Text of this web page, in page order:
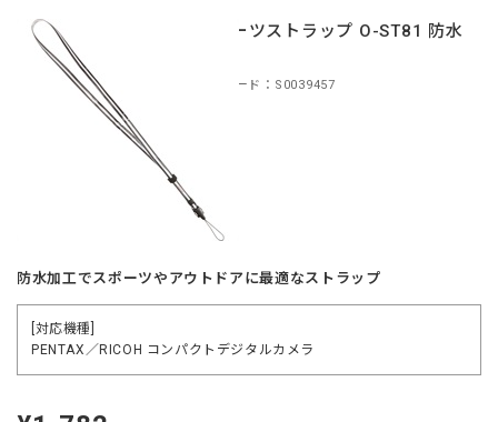
スポーツストラップ O-ST81 防水
商品コード：S0039457
防水加工でスポーツやアウトドアに最適なストラップ
[対応機種]
PENTAX／RICOH コンパクトデジタルカメラ
定